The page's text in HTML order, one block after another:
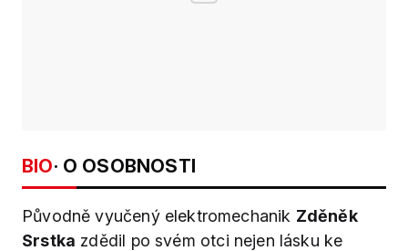
BIO· O OSOBNOSTI
Původně vyučený elektromechanik Zděněk
Srstka zdědil po svém otci nejen lásku ke